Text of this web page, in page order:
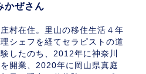
かぜさん
村在住。里山の移住生活４年
シェフを経てセラピストの道
したのち、2012年に神奈川
開業、2020年に岡山県真庭